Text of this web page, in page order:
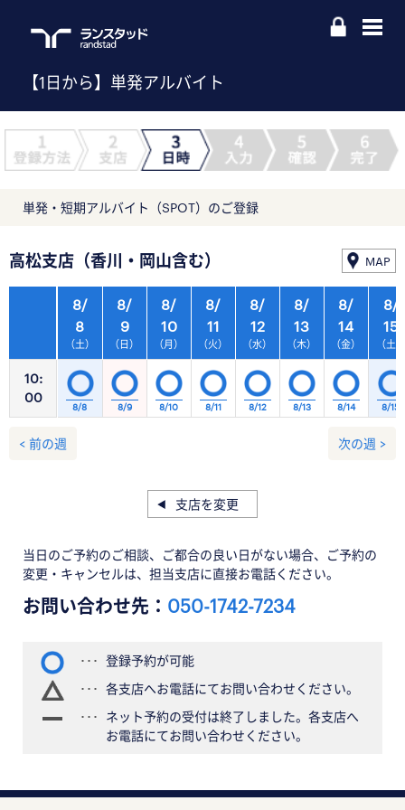
【1日から】単発アルバイト
単発・短期アルバイト（SPOT）のご登録
高松支店（香川・岡山含む） MAP
10:
00
8/
8
（土）
8/
9
（日）
8/
10
（月）
8/
11
（火）
8/
12
（水）
8/
13
（木）
8/
14
（金）
8/8 8/9 8/10 8/11 8/12 8/13 8/14
8/
15
（土）
8/15
< 前の週 次の週 >
支店を変更
当日のご予約のご相談、ご都合の良い日がない場合、ご予約の
変更・キャンセルは、担当支店に直接お電話ください。
お問い合わせ先： 050-1742-7234
登録予約が可能
各支店へお電話にてお問い合わせください。
ネット予約の受付は終了しました。各支店へ
お電話にてお問い合わせください。